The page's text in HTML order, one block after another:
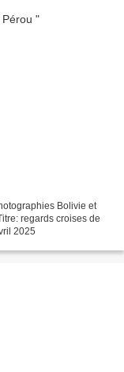
regards croises de
2025